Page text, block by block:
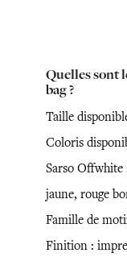
Quelles sont
bag ?
Taille
Coloris
Sarso
jaune, rouge
Famille de
Finition :